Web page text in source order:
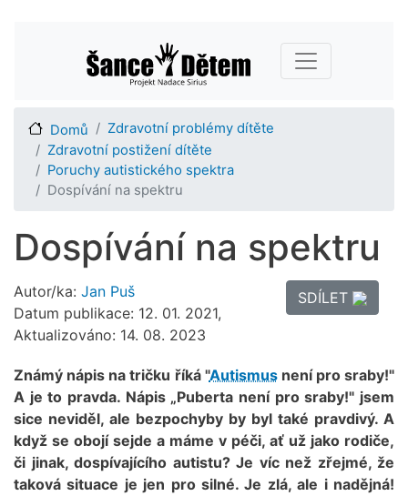
hlavnímu
obsahu
Main navigation
Domů
Zdravotní problémy dítěte
Zdravotní postižení dítěte
Poruchy autistického spektra
Dospívání na spektru
Dospívání na spektru
Autor/ka: Jan Puš
Datum publikace: 12. 01. 2021,
Aktualizováno: 14. 08. 2023
SDÍLET
Známý nápis na tričku říká "Autismusnení pro sraby!"
A je to pravda. Nápis „Puberta není pro sraby!" jsem
sice neviděl, ale bezpochyby by byl také pravdivý. A
když se obojí sejde a máme v péči, ať už jako rodiče,
či jinak, dospívajícího autistu? Je víc než zřejmé, že
taková situace je jen pro silné. Je zlá, ale i nadějná!